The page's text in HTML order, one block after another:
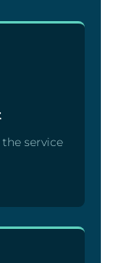
service